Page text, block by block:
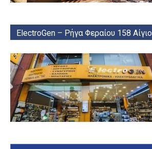
ElectroGen – Ρήγα Φεραίου 158 Αίγιο